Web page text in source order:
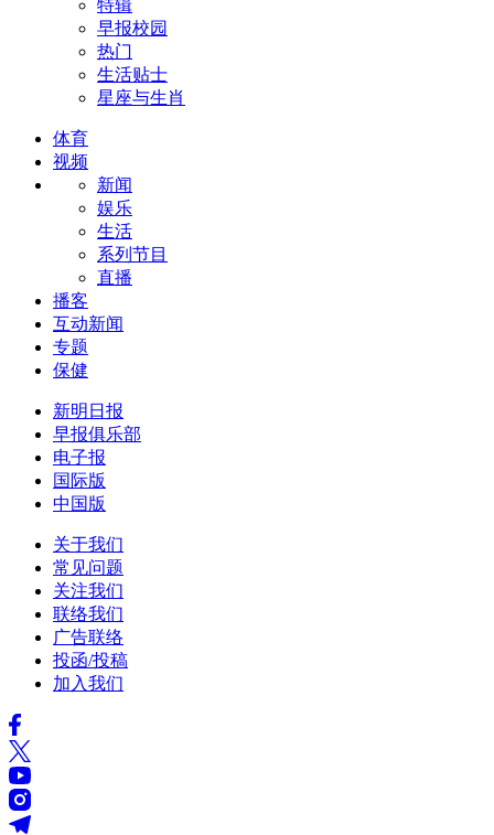
特辑
早报校园
热门
生活贴士
星座与生肖
体育
视频
新闻
娱乐
生活
系列节目
直播
播客
互动新闻
专题
保健
新明日报
早报俱乐部
电子报
国际版
中国版
关于我们
常见问题
关注我们
联络我们
广告联络
投函/投稿
加入我们